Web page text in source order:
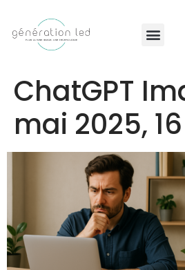
ChatGPT
mai 2025,